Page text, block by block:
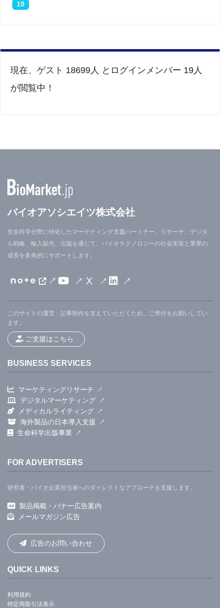
19
現在、ゲスト 18699人 とログインメンバー 19人
が閲覧中！
バイオアソシエイツ株式会社
生命科学分野に特化したマーケティング支援パートナー。リサーチ、デジタ
ル戦略、輸入販売、出版を通じて、バイオテクノロジーの社会実装と業界の
成長を多角的にサポートします。
X
このサイトの運営・記事制作を支えていただくため、ご寄付をお願いしてい
ます。
ご支援はこちら
BUSINESS SERVICES
マーケティングリサーチ
デジタルマーケティング
メディカルライティング
海外製品の日本導入支援
生命科学出版事業
FOR ADVERTISERS
研究者・バイオ企業担当者へのダイレクトなアプローチを支援します。
製品掲載・バナー広告案内
メールマガジン広告
広告のお問い合わせ
QUICK LINKS
利用規約
特定商取引法表示